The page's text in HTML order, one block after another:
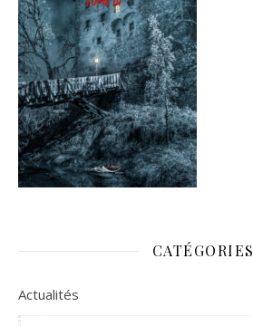
CATÉGORIES
Actualités